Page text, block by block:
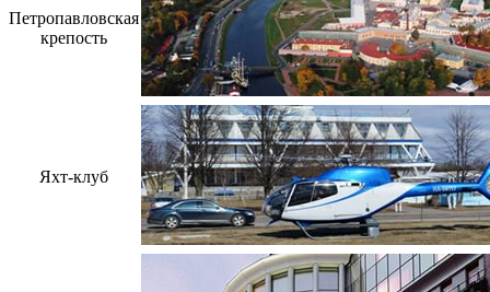
Петропавловская
крепость
Яхт-клуб